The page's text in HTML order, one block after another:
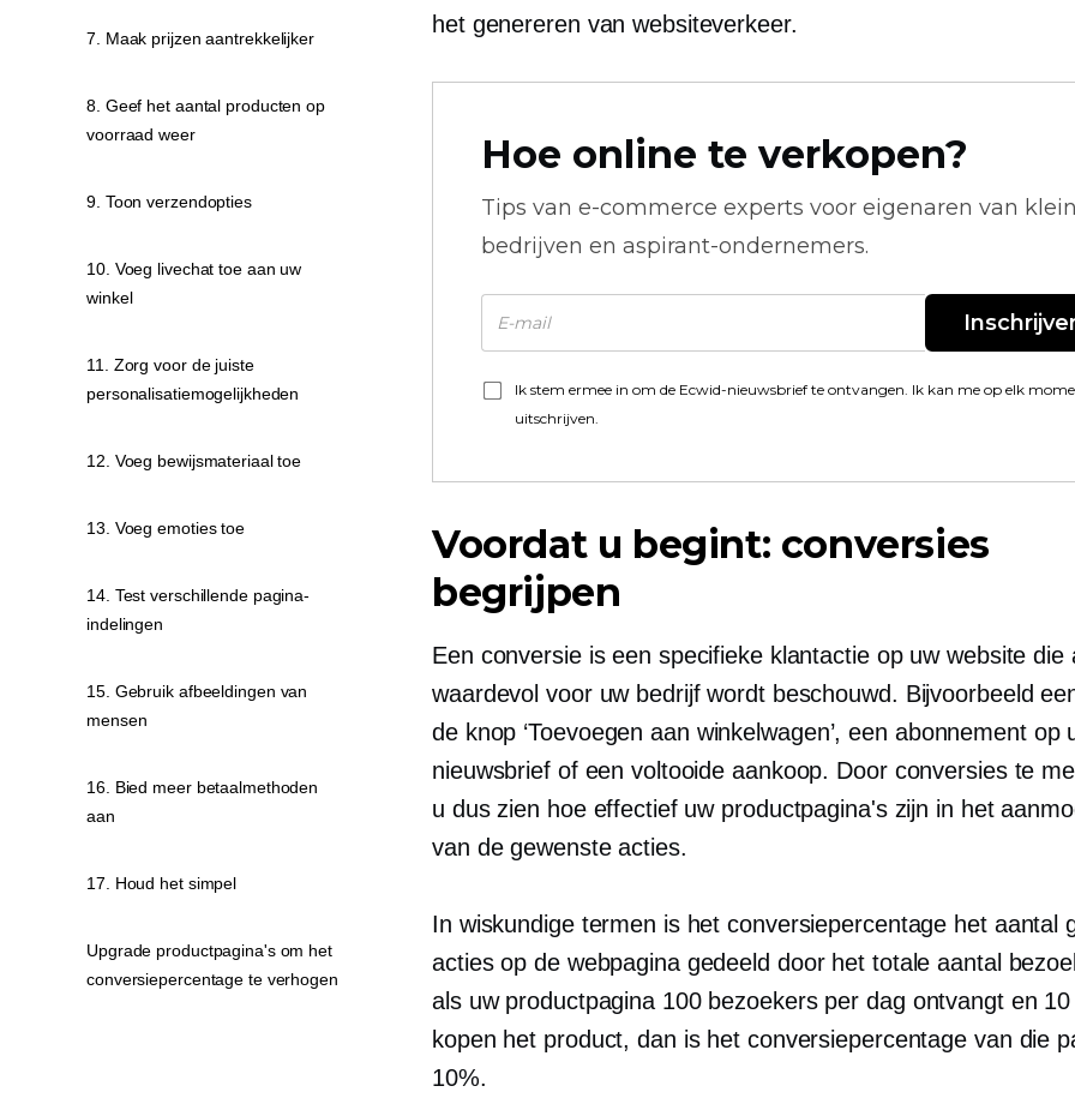
het genereren van websiteverkeer.
Hoe online te verkopen?
Tips van e-commerce experts voor eigenaren van
bedrijven en aspirant-ondernemers.
Ik stem ermee in om de Ecwid-nieuwsbrief te ontvangen. Ik kan me op elk
uitschrijven.
Voordat u begint: conversies
begrijpen
Een conversie is een specifieke klantactie op uw website die
waardevol voor uw bedrijf wordt beschouwd. Bijvoorbeeld
de knop ‘Toevoegen aan winkelwagen’, een abonnement op
nieuwsbrief of een voltooide aankoop. Door conversies te
u dus zien hoe effectief uw productpagina's zijn in het
van de gewenste acties.
In wiskundige termen is het conversiepercentage het aantal
acties op de webpagina gedeeld door het totale aantal
als uw productpagina 100 bezoekers per dag ontvangt en
kopen het product, dan is het conversiepercentage van die
10%.
7. Maak prijzen aantrekkelijker
8. Geef het aantal producten op
voorraad weer
9. Toon verzendopties
10. Voeg livechat toe aan uw
winkel
11. Zorg voor de juiste
personalisatiemogelijkheden
12. Voeg bewijsmateriaal toe
13. Voeg emoties toe
14. Test verschillende pagina-
indelingen
15. Gebruik afbeeldingen van
mensen
16. Bied meer betaalmethoden
aan
17. Houd het simpel
Upgrade productpagina's om het
conversiepercentage te verhogen